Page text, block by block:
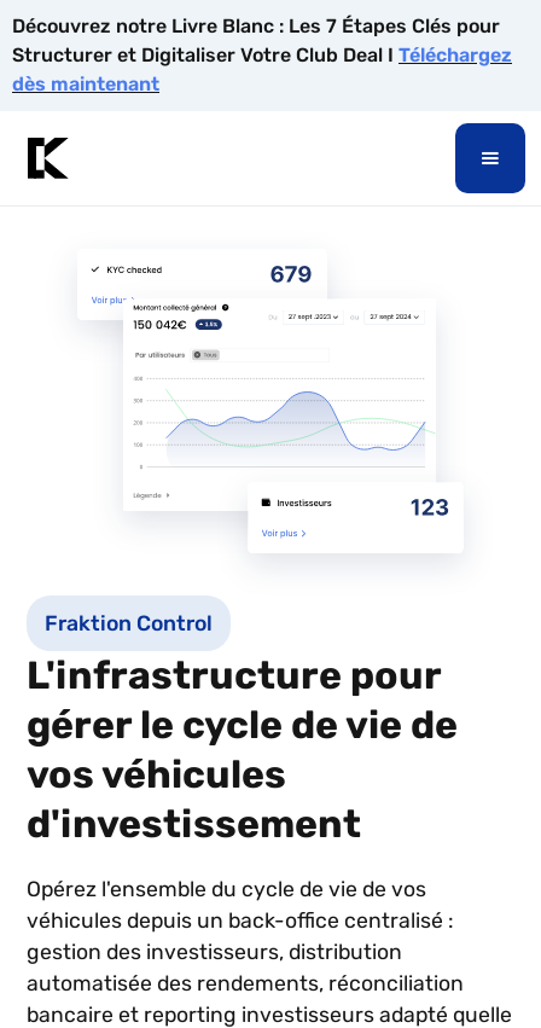
Découvrez notre Livre Blanc : Les 7 Étapes Clés pour
Structurer et Digitaliser Votre Club Deal I Téléchargez
dès maintenant
Fraktion Control
L'infrastructure pour
gérer le cycle de vie de
vos véhicules
d'investissement
Opérez l'ensemble du cycle de vie de vos
véhicules depuis un back-office centralisé :
gestion des investisseurs, distribution
automatisée des rendements, réconciliation
bancaire et reporting investisseurs adapté quelle